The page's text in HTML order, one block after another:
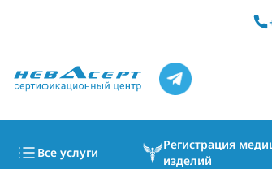
Все услуги
Регистрация
изделий